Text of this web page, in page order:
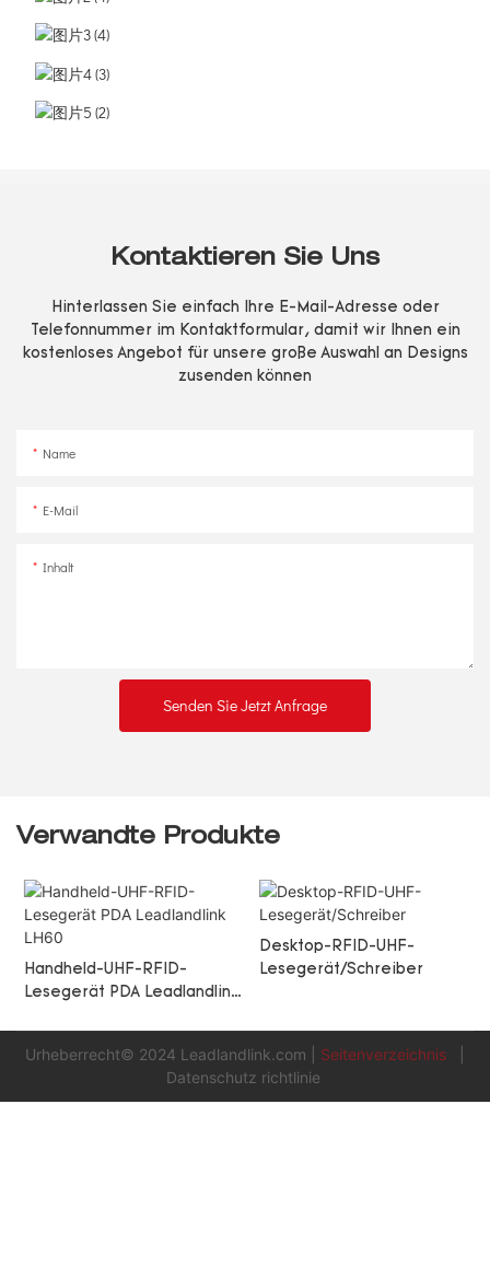
Kontaktieren Sie Uns
Hinterlassen Sie einfach Ihre E-Mail-Adresse oder
Telefonnummer im Kontaktformular, damit wir Ihnen ein
kostenloses Angebot für unsere große Auswahl an Designs
zusenden können
Name
E-Mail
Inhalt
Senden Sie Jetzt Anfrage
Verwandte Produkte
Handheld-UHF-RFID-
Lesegerät PDA Leadlandlink
Desktop-RFID-UHF-
Lesegerät/Schreiber
Urheberrecht© 2024 Leadlandlink.com Seitenverzeichnis
Datenschutz richtlinie